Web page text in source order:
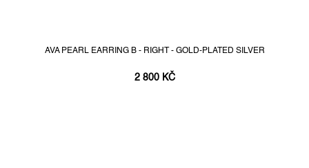
AVA PEARL EARRING B - RIGHT - GOLD-PLATED SILVER
2 800 KČ